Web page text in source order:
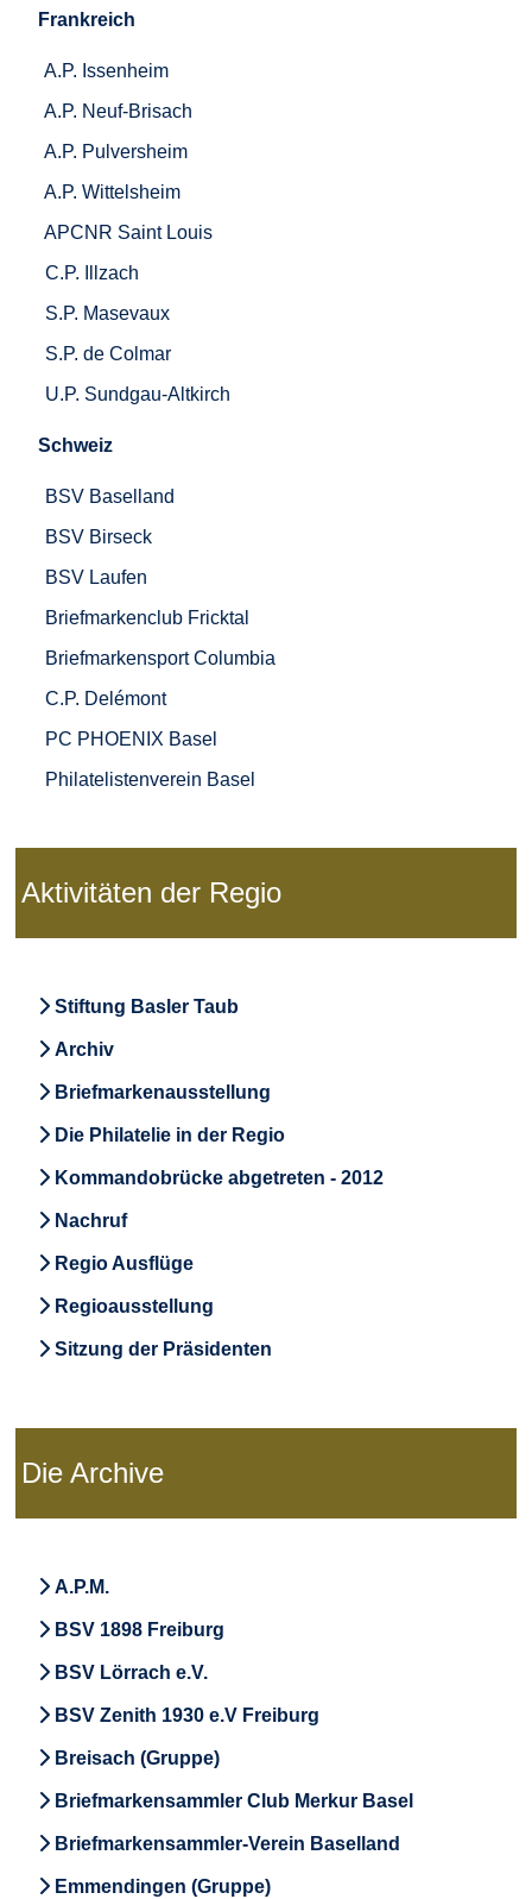
Frankreich
A.P. Issenheim
A.P. Neuf-Brisach
A.P. Pulversheim
A.P. Wittelsheim
APCNR Saint Louis
C.P. Illzach
S.P. Masevaux
S.P. de Colmar
U.P. Sundgau-Altkirch
Schweiz
BSV Baselland
BSV Birseck
BSV Laufen
Briefmarkenclub Fricktal
Briefmarkensport Columbia
C.P. Delémont
PC PHOENIX Basel
Philatelistenverein Basel
Aktivitäten der Regio
Stiftung Basler Taub
Archiv
Briefmarkenausstellung
Die Philatelie in der Regio
Kommandobrücke abgetreten - 2012
Nachruf
Regio Ausflüge
Regioausstellung
Sitzung der Präsidenten
Die Archive
A.P.M.
BSV 1898 Freiburg
BSV Lörrach e.V.
BSV Zenith 1930 e.V Freiburg
Breisach (Gruppe)
Briefmarkensammler Club Merkur Basel
Briefmarkensammler-Verein Baselland
Emmendingen (Gruppe)